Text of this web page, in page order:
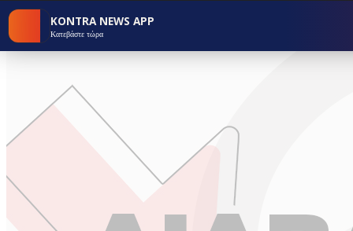
KONTRA NEWS APP
Κατεβάστε τώρα